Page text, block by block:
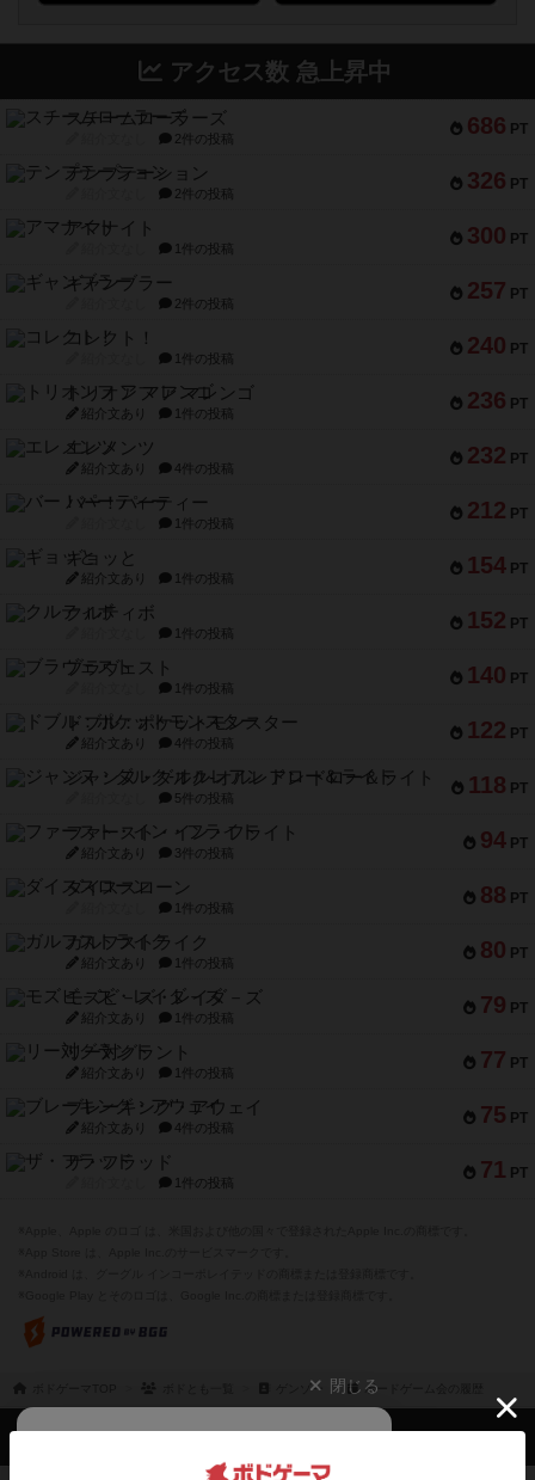
アクセス数 急上昇中
686 PT
スチームローラーズ
2件の投稿
326 PT
テンプテーション
2件の投稿
300 PT
アマナイト
1件の投稿
257 PT
ギャンブラー
2件の投稿
240 PT
コレクト！
1件の投稿
236 PT
トリオンフ ア マレンゴ
紹介文あり 1件の投稿
232 PT
エレメンツ
紹介文あり 4件の投稿
212 PT
バー！パーティー
1件の投稿
154 PT
ギョッと
紹介文あり 1件の投稿
152 PT
クルティボ
1件の投稿
140 PT
ブラヴェスト
1件の投稿
122 PT
ドブル：ポケットモンスター
紹介文あり 4件の投稿
118 PT
ジャンヌ・ダルク-オルレアン ドロー＆ライト
5件の投稿
94 PT
ファースト・イン・フライト
紹介文あり 3件の投稿
88 PT
ダイススローン
1件の投稿
80 PT
ガルフストライク
紹介文あり 1件の投稿
79 PT
モズビ－ズ・レイダ－ズ
紹介文あり 1件の投稿
77 PT
リー対グラント
紹介文あり 1件の投稿
75 PT
ブレーキング・アウェイ
紹介文あり 4件の投稿
71 PT
ザ・フラッド
1件の投稿
ゲンゾー ボードゲーム会の履歴
閉じる
て、
ボドゲーマTOP